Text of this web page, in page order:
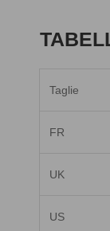
Taglie
FR
UK
US